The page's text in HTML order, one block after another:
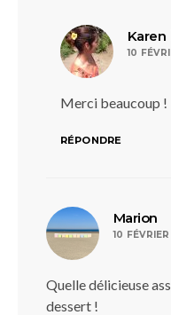
Karen
10
Merci beaucoup !
RÉPONDRE
Marion
10
Quelle délicieuse
dessert !